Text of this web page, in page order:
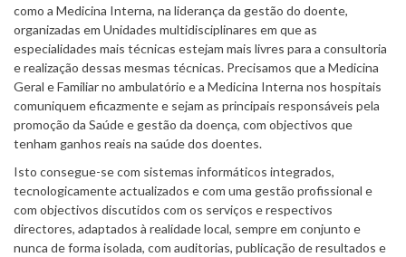
como a Medicina Interna, na liderança da gestão do doente,
organizadas em Unidades multidisciplinares em que as
especialidades mais técnicas estejam mais livres para a consultoria
e realização dessas mesmas técnicas. Precisamos que a Medicina
Geral e Familiar no ambulatório e a Medicina Interna nos hospitais
comuniquem eficazmente e sejam as principais responsáveis pela
promoção da Saúde e gestão da doença, com objectivos que
tenham ganhos reais na saúde dos doentes.
Isto consegue-se com sistemas informáticos integrados,
tecnologicamente actualizados e com uma gestão profissional e
com objectivos discutidos com os serviços e respectivos
directores, adaptados à realidade local, sempre em conjunto e
nunca de forma isolada, com auditorias, publicação de resultados e